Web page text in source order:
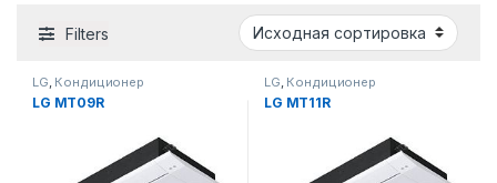
Filters
LG, Кондиционер
LG MT09R
LG, Кондиционер
LG MT11R